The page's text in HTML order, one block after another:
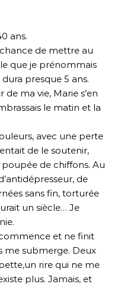
ans.
de mettre au
que je prénommais
presque 5 ans.
ma vie, Marie s’en
le matin et la
avec une perte
de le soutenir,
de chiffons. Au
de
sans fin, torturée
un siècle… Je
et ne finit
me submerge. Deux
rire qui ne me
plus. Jamais, et